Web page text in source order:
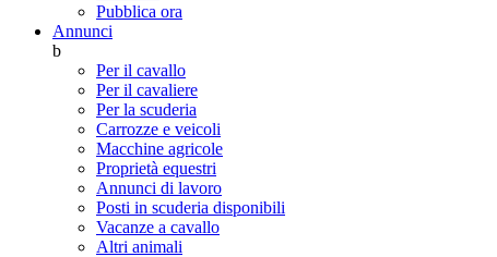
Pubblica ora
Annunci
b
Per il cavallo
Per il cavaliere
Per la scuderia
Carrozze e veicoli
Macchine agricole
Proprietà equestri
Annunci di lavoro
Posti in scuderia disponibili
Vacanze a cavallo
Altri animali